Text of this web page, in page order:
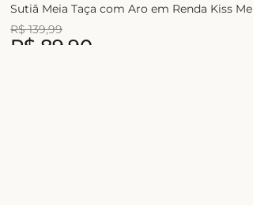
Sutiã Meia Taça com Aro em Renda Kiss Me
R$ 139,99
R$ 89 90